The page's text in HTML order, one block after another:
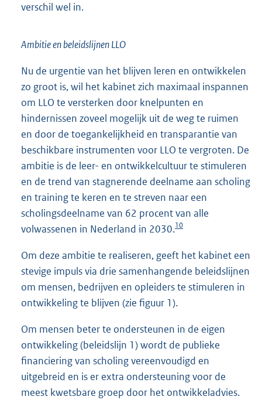
verschil wel in.
Ambitie en beleidslijnen LLO
Nu de urgentie van het blijven leren en ontwikkelen
zo groot is, wil het kabinet zich maximaal inspannen
om LLO te versterken door knelpunten en
hindernissen zoveel mogelijk uit de weg te ruimen
en door de toegankelijkheid en transparantie van
beschikbare instrumenten voor LLO te vergroten. De
ambitie is de leer- en ontwikkelcultuur te stimuleren
en de trend van stagnerende deelname aan scholing
en training te keren en te streven naar een
scholingsdeelname van 62 procent van alle
volwassenen in Nederland in 2030.10
Om deze ambitie te realiseren, geeft het kabinet een
stevige impuls via drie samenhangende beleidslijnen
om mensen, bedrijven en opleiders te stimuleren in
ontwikkeling te blijven (zie figuur 1).
Om mensen beter te ondersteunen in de eigen
ontwikkeling (beleidslijn 1) wordt de publieke
financiering van scholing vereenvoudigd en
uitgebreid en is er extra ondersteuning voor de
meest kwetsbare groep door het ontwikkeladvies.